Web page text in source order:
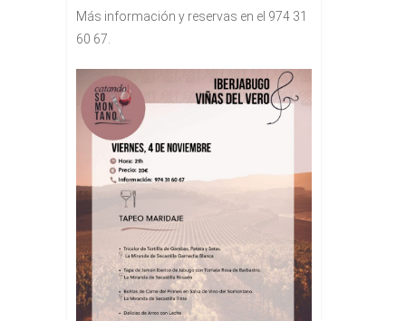
Más información y reservas en el 974 31
60 67.